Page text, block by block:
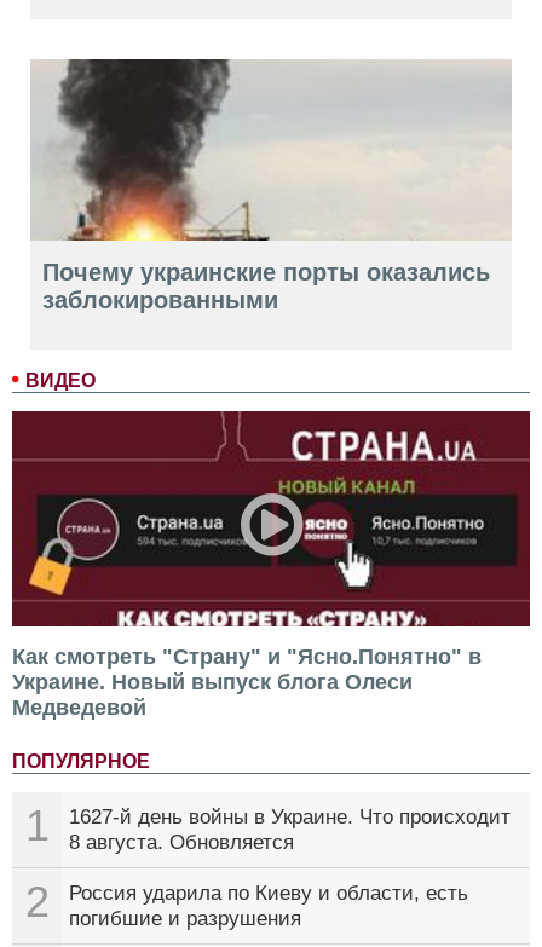
ВИДЕО
Как смотреть "Страну" и "Ясно.Понятно" в
Украине. Новый выпуск блога Олеси
Медведевой
ПОПУЛЯРНОЕ
1
1627-й день войны в Украине. Что происходит
8 августа. Обновляется
2
Россия ударила по Киеву и области, есть
погибшие и разрушения
Почему украинские порты оказались
заблокированными